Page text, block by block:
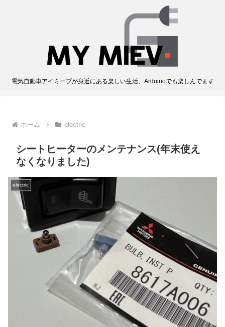
電気自動車アイミーブが身近にある楽しい生活、Arduinoでも楽しんでます
ホーム electric
シートヒーターのメンテナンス(年末使え
なくなりました)
electric